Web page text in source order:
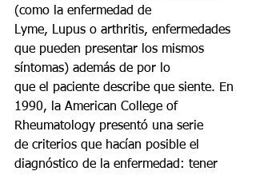
(como la enfermedad de
Lyme, Lupus o arthritis, enfermedades
que pueden presentar los mismos
síntomas) además de por lo
que el paciente describe que siente. En
1990, la American College of
Rheumatology presentó una serie
de criterios que hacían posible el
diagnóstico de la enfermedad: tener